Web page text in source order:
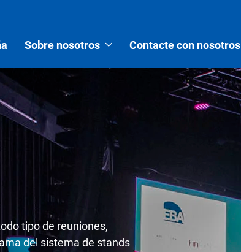
Sobre nosotros Contacte con nosotros
tipo de reuniones,
del sistema de stands